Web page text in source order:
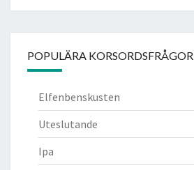
POPULÄRA KORSORDSFRÅGOR
Elfenbenskusten
Uteslutande
Ipa